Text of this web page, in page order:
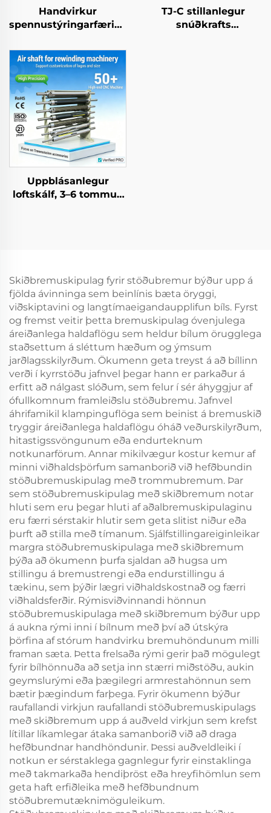
Handvirkur
spennustýringarfærihluti
rafmagnsdeggjum
fyrir hluta
pappírmaelavélta
TJ-C stillanlegur
snúðkrafts
Uppblásanlegur
loftskálf, 3–6 tommur,
Skiðbremuskipulag fyrir stöðubremur býður upp á
fjölda ávinninga sem beinlínis bæta öryggi,
viðskiptavini og langtímaeigandaupplifun bíls. Fyrst
og fremst veitir þetta bremuskipulag óvenjulega
áreiðanlega haldaflögu sem heldur bílum örugglega
staðsettum á sléttum hæðum og ýmsum
jarðlagsskilyrðum. Ökumenn geta treyst á að bíllinn
verði í kyrrstöðu jafnvel þegar hann er parkaður á
erfitt að nálgast slóðum, sem felur í sér áhyggjur af
ófullkomnum framleiðslu stöðubremu. Jafnvel
áhrifamikil klampinguflöga sem beinist á bremuskið
tryggir áreiðanlega haldaflögu óháð veðurskilyrðum,
hitastigssvöngunum eða endurteknum
notkunarförum. Annar mikilvægur kostur kemur af
minni viðhaldsþörfum samanborið við hefðbundin
stöðubremuskipulag með trommubremum. Þar
sem stöðubremuskipulag með skiðbremum notar
hluti sem eru þegar hluti af aðalbremuskipulaginu
eru færri sérstakir hlutir sem geta slitist niður eða
þurft að stilla með tímanum. Sjálfstillingareiginleikar
margra stöðubremuskipulaga með skiðbremum
þýða að ökumenn þurfa sjaldan að hugsa um
stillingu á bremustrengi eða endurstillingu á
tækinu, sem þýðir lægri viðhaldskostnað og færri
viðhaldsferðir. Rýmisviðvinnandi hönnun
stöðubremuskipulaga með skiðbremum býður upp
á aukna rými inni í bílnum með því að útskýra
þörfina af stórum handvirku bremuhöndunum milli
framan sæta. Þetta frelsaða rými gerir það mögulegt
fyrir bílhönnuða að setja inn stærri miðstöðu, aukin
geymslurými eða þægilegri armrestahönnun sem
bætir þægindum farþega. Fyrir ökumenn býður
raufallandi virkjun raufallandi stöðubremuskipulags
með skiðbremum upp á auðveld virkjun sem krefst
lítillar líkamlegar átaka samanborið við að draga
hefðbundnar handhöndunir. Þessi auðveldleiki í
notkun er sérstaklega gagnlegur fyrir einstaklinga
með takmarkaða hendiþröst eða hreyfihömlun sem
geta haft erfiðleika með hefðbundnum
stöðubremutæknimöguleikum.